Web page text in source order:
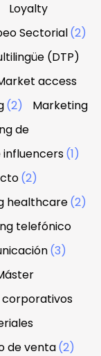
Loyalty
Sectorial(2)
(DTP)
access
(2)
Marketing
de
influencers(1)
(2)
healthcare(2)
telefónico
(3)
corporativos
de venta(2)